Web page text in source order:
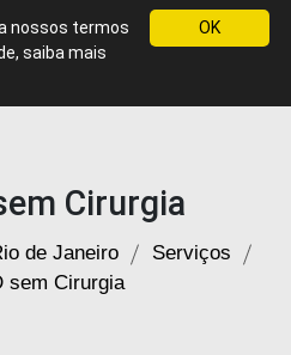
Menu
Cirurgia
de Janeiro
Serviços
sem Cirurgia
OK
nossos termos
saiba mais